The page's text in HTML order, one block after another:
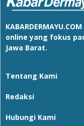
KABARDERMAYU.COM
online yang fokus
Jawa Barat.
Tentang Kami
Redaksi
Hubungi Kami